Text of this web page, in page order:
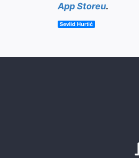
App Storeu.
Sevlid Hurtić